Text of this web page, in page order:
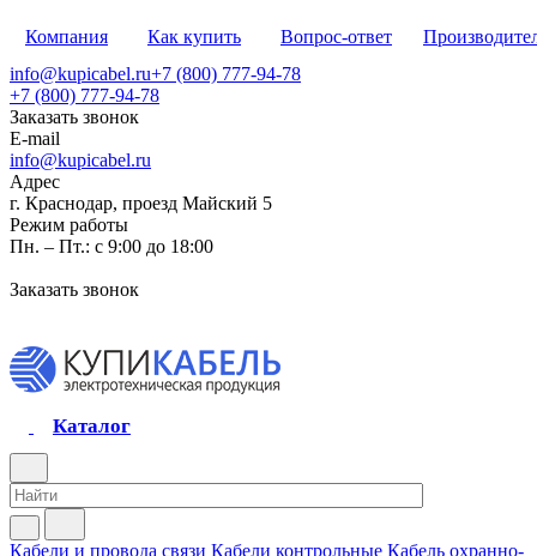
Компания Как купить Вопрос-ответ
info@kupicabel.ru+7 (800) 777-94-78
+7 (800) 777-94-78
Заказать звонок
E-mail
info@kupicabel.ru
Адрес
г. Краснодар, проезд Майский 5
Режим работы
Пн. – Пт.: с 9:00 до 18:00
Заказать звонок
Каталог
Кабели и провода связи Кабели контрольные Кабель охранно-